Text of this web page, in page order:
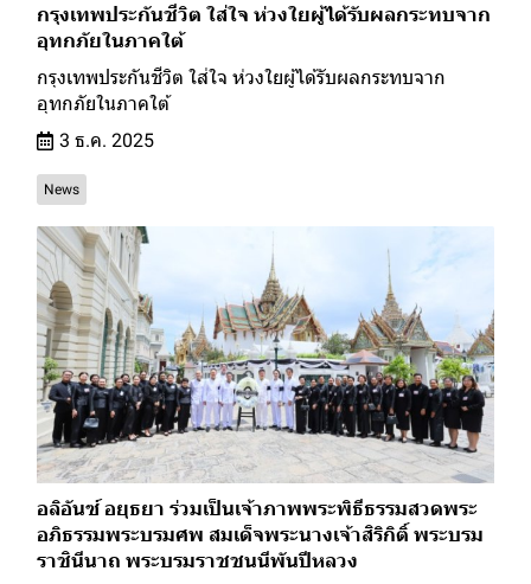
กรุงเทพประกันชีวิต ใส่ใจ ห่วงใยผู้ได้รับผลกระทบจาก
อุทกภัยในภาคใต้
กรุงเทพประกันชีวิต ใส่ใจ ห่วงใยผู้ได้รับผลกระทบจาก
อุทกภัยในภาคใต้
3 ธ.ค. 2025
News
อลิอันซ์ อยุธยา ร่วมเป็นเจ้าภาพพระพิธีธรรมสวดพระ
อภิธรรมพระบรมศพ สมเด็จพระนางเจ้าสิริกิติ์ พระบรม
ราชินีนาถ พระบรมราชชนนีพันปีหลวง